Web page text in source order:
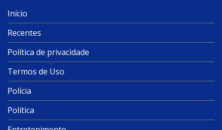
Início
Recentes
Política de privacidade
Termos de Uso
Polícia
Política